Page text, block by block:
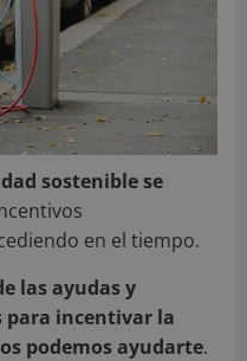
sostenible se
en el tiempo.
las ayudas y
para incentivar la
podemos ayudarte.